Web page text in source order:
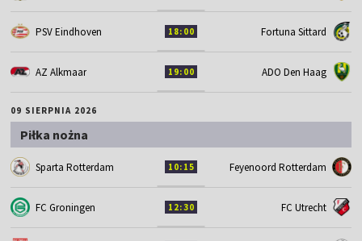
PSV Eindhoven 18:00 Fortuna Sittard
AZ Alkmaar 19:00 ADO Den Haag
09 SIERPNIA 2026
Piłka nożna
Sparta Rotterdam 10:15 Feyenoord Rotterdam
FC Groningen 12:30 FC Utrecht